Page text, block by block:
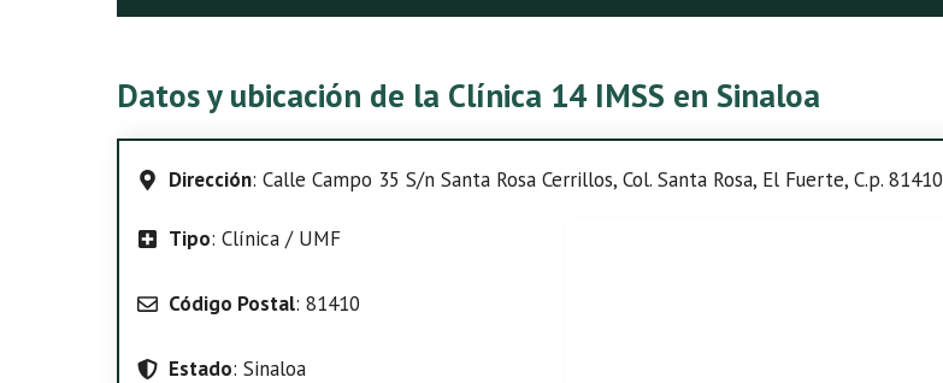
Datos y ubicación de la Clínica 14 IMSS en Sinaloa
Dirección: Calle Campo 35 S/n Santa Rosa Cerrillos, Col. Santa Rosa, El Fuerte, C.p. 81410
Tipo: Clínica / UMF
Código Postal: 81410
Estado: Sinaloa